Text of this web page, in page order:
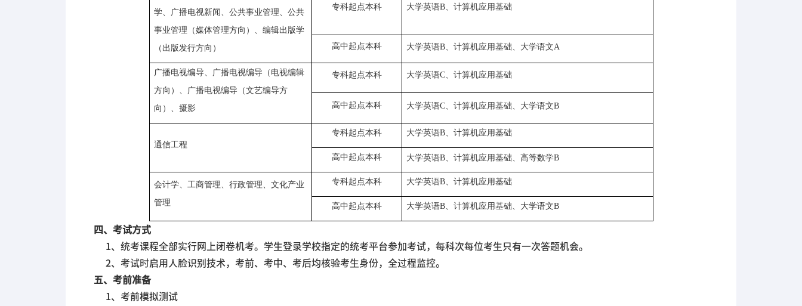
学、广播电视新闻、公共事业管理、公共
事业管理（媒体管理方向）、编辑出版学
（出版发行方向）
专科起点本科 大学英语B、计算机应用基础
高中起点本科 大学英语B、计算机应用基础、大学语文A
广播电视编导、广播电视编导（电视编辑
方向）、广播电视编导（文艺编导方
向）、摄影
专科起点本科 大学英语C、计算机应用基础
高中起点本科 大学英语C、计算机应用基础、大学语文B
通信工程
专科起点本科 大学英语B、计算机应用基础
高中起点本科 大学英语B、计算机应用基础、高等数学B
会计学、工商管理、行政管理、文化产业
管理
专科起点本科 大学英语B、计算机应用基础
高中起点本科 大学英语B、计算机应用基础、大学语文B
四、考试方式
1、统考课程全部实行网上闭卷机考。学生登录学校指定的统考平台参加考试，每科次每位考生只有一次答题机会。
2、考试时启用人脸识别技术，考前、考中、考后均核验考生身份，全过程监控。
五、考前准备
1、考前模拟测试